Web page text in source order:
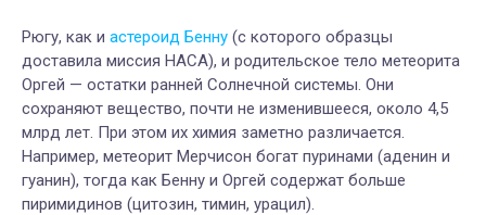
Рюгу, как и астероид Бенну (с которого образцы
доставила миссия НАСА), и родительское тело метеорита
Оргей — остатки ранней Солнечной системы. Они
сохраняют вещество, почти не изменившееся, около 4,5
млрд лет. При этом их химия заметно различается.
Например, метеорит Мерчисон богат пуринами (аденин и
гуанин), тогда как Бенну и Оргей содержат больше
пиримидинов (цитозин, тимин, урацил).